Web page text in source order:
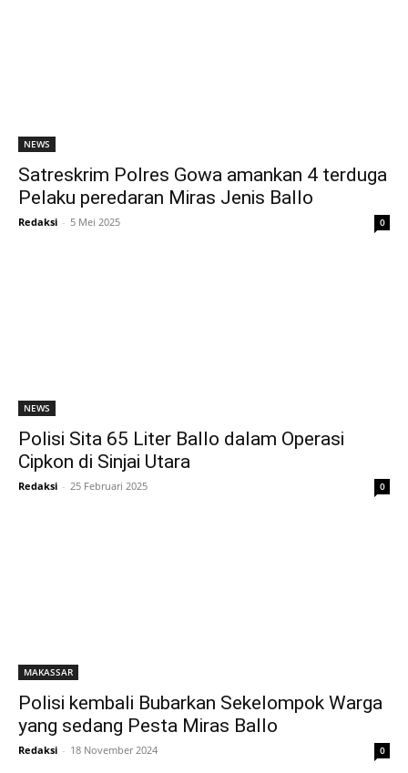
NEWS
Satreskrim Polres Gowa amankan 4 terduga
Pelaku peredaran Miras Jenis Ballo
Redaksi - 5 Mei 2025 0
NEWS
Polisi Sita 65 Liter Ballo dalam Operasi
Cipkon di Sinjai Utara
Redaksi - 25 Februari 2025 0
MAKASSAR
Polisi kembali Bubarkan Sekelompok Warga
yang sedang Pesta Miras Ballo
Redaksi - 18 November 2024 0